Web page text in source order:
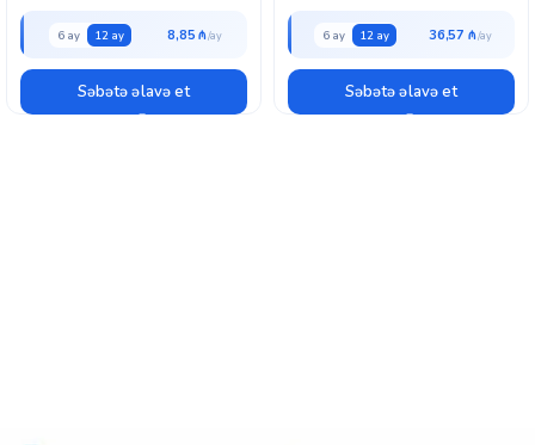
6 ay 12 ay 8,85 ₼
Səbətə əlavə et
6 ay 12 ay 36,57 ₼
Səbətə əlavə et